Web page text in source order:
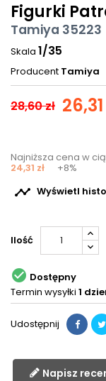
Figurki
Tamiya 35223
Skala 1/35
Producent Tamiya
28,60 zł 26,31
Najniższa cena w
24,31 zł +8%
 Wyświetl
Ilość
 Dostępny
Termin wysyłki 1
Udostępnij
Napisz